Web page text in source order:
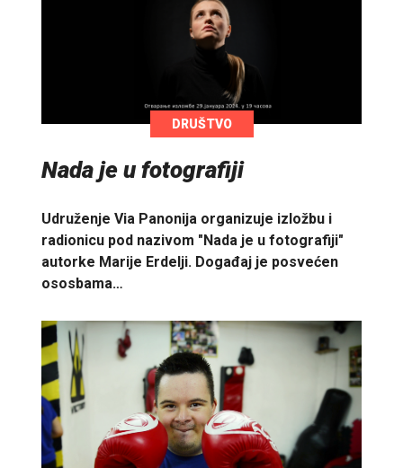
DRUŠTVO
Nada je u fotografiji
Udruženje Via Panonija organizuje izložbu i
radionicu pod nazivom "Nada je u fotografiji"
autorke Marije Erdelji. Događaj je posvećen
ososbama…